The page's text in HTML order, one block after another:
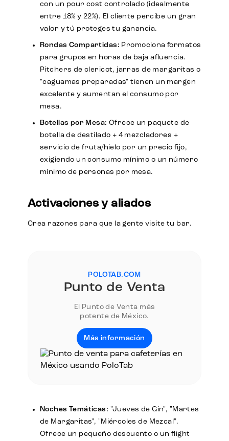
con un pour cost controlado (idealmente
entre 18% y 22%). El cliente percibe un gran
valor y tú proteges tu ganancia.
Rondas Compartidas: Promociona formatos
para grupos en horas de baja afluencia.
Pitchers de clericot, jarras de margaritas o
"caguamas preparadas" tienen un margen
excelente y aumentan el consumo por
mesa.
Botellas por Mesa: Ofrece un paquete de
botella de destilado + 4 mezcladores +
servicio de fruta/hielo por un precio fijo,
exigiendo un consumo mínimo o un número
mínimo de personas por mesa.
Activaciones y aliados
Crea razones para que la gente visite tu bar.
POLOTAB.COM
Punto de Venta
El Punto de Venta más
potente de México.
Más información
Noches Temáticas: "Jueves de Gin", "Martes
de Margaritas", "Miércoles de Mezcal".
Ofrece un pequeño descuento o un flight